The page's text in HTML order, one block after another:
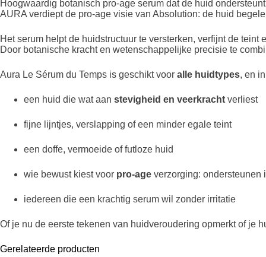
Hoogwaardig botanisch pro-age serum dat de huid
AURA verdiept de pro-age visie van Absolution: de huid
Het serum helpt de huidstructuur te versterken, verfijnt de teint
Door botanische kracht en wetenschappelijke precisie te
Aura Le Sérum du Temps is geschikt voor alle huidtypes, en
een huid die wat aan stevigheid en veerkracht verliest
fijne lijntjes, verslapping of een minder egale teint
een doffe, vermoeide of futloze huid
wie bewust kiest voor pro-age verzorging: ondersteunen
iedereen die een krachtig serum wil zonder irritatie
Of je nu de eerste tekenen van huidveroudering opmerkt of je
Gerelateerde producten